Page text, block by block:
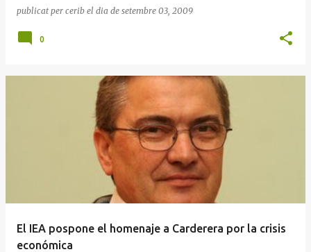
publicat per cerib el dia de setembre 03, 2009
0
El IEA pospone el homenaje a Carderera por la crisis
económica